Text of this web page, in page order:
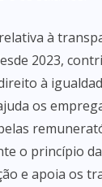
à
2023,
à
os
o princípio
e apoia os